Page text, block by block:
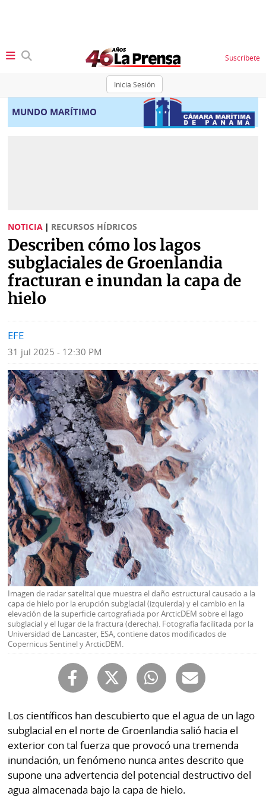
Inicia Sesión
Suscríbete
SECCIONES
Portada
Política
Economía
Mundo
Ponle
la
Firma
BBC
Vivir+
Opinión
Blogs
Fotografías
Fe
de
erratas
Historias
SERVICIOS
E-
Paper
Buscador
Comunicados
Catálogos
Lotería
Kiosko
digital
Luctuosas
Contenido
de
marcas
RSS
Temas
Autores
Notas
al
lector
Buenas
OTROS
SITIOS
Metro Mi
MUNDO MARÍTIMO
NOTICIA | RECURSOS HÍDRICOS
Describen cómo los lagos
subglaciales de Groenlandia
fracturan e inundan la capa de
hielo
EFE
31 jul 2025 - 12:30 PM
Imagen de radar satelital que muestra el daño estructural causado a la
capa de hielo por la erupción subglacial (izquierda) y el cambio en la
elevación de la superficie cartografiada por ArcticDEM sobre el lago
subglacial y el lugar de la fractura (derecha). Fotografía facilitada por la
Universidad de Lancaster, ESA, contiene datos modificados de
Copernicus Sentinel y ArcticDEM.
Los científicos han descubierto que el agua de un lago
subglacial en el norte de Groenlandia salió hacia el
exterior con tal fuerza que provocó una tremenda
inundación, un fenómeno nunca antes descrito que
supone una advertencia del potencial destructivo del
agua almacenada bajo la capa de hielo.